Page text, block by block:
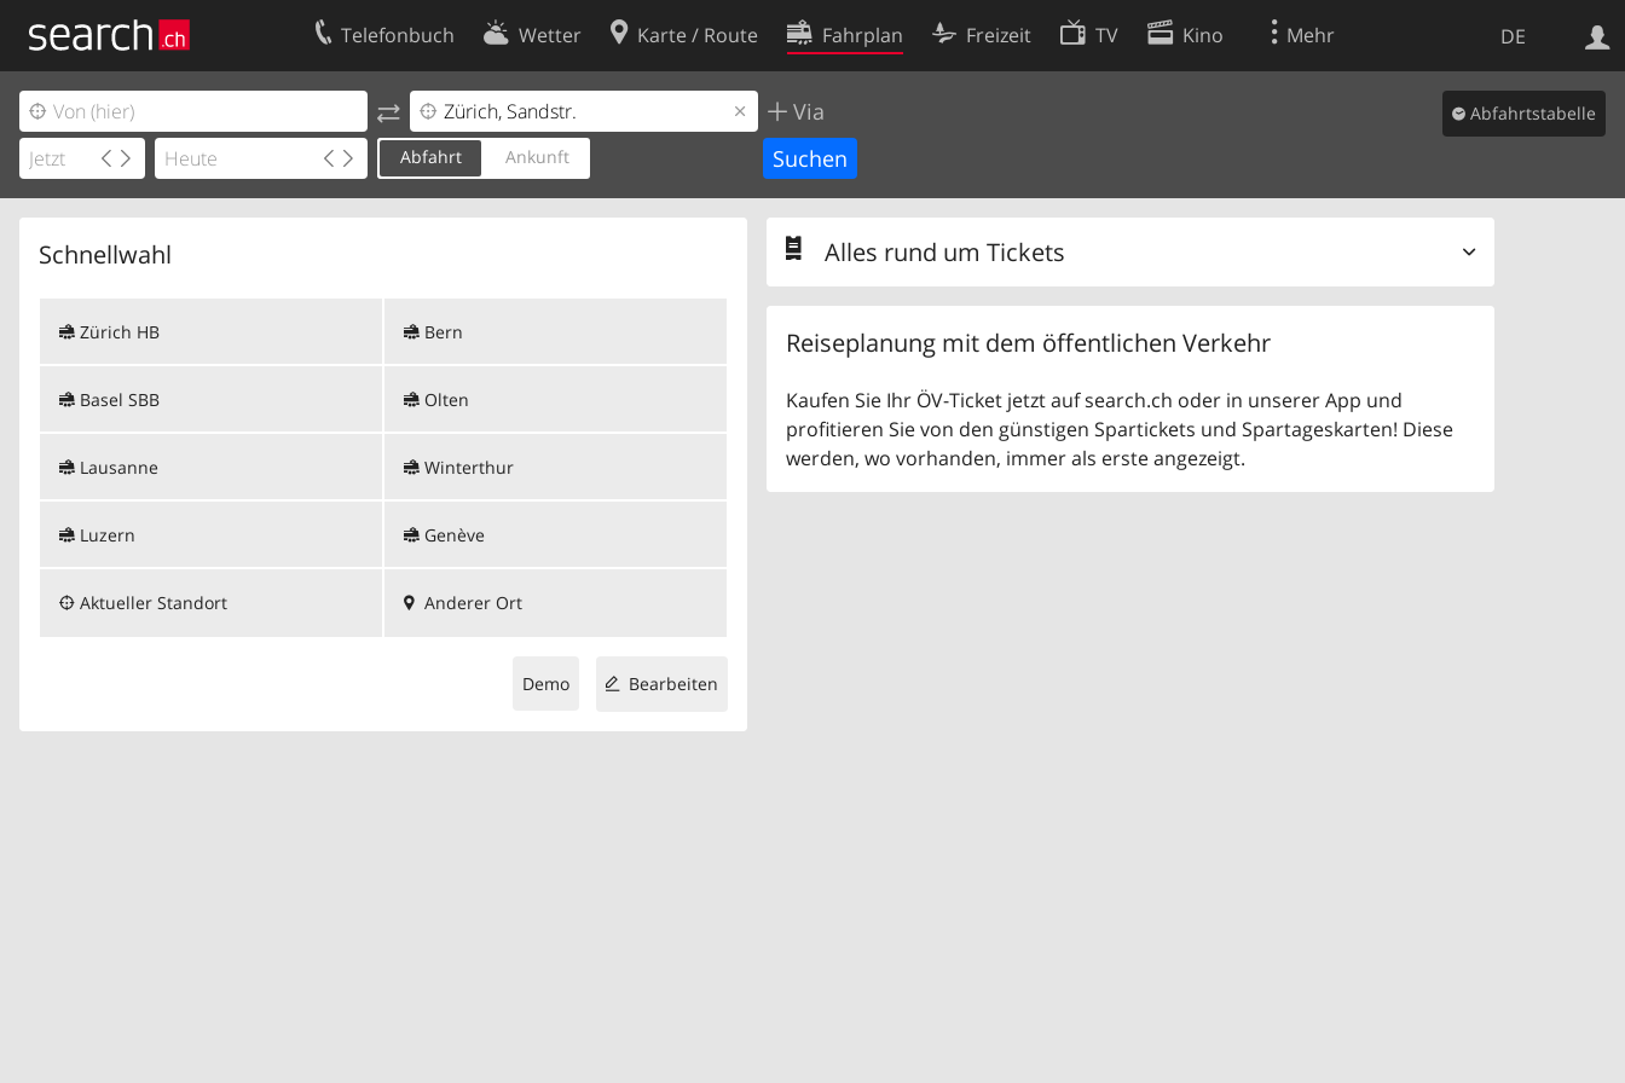
DE
Telefonbuch Wetter Karte / Route Fahrplan Freizeit TV Kino Mehr
Via
Abfahrt Ankunft
Abfahrtstabelle
Schnellwahl
Zürich HB
Basel SBB
Lausanne
Luzern
Bern
Olten
Winterthur
Genève
Aktueller Standort Anderer Ort
Bearbeiten
Demo
Alles rund um Tickets
Reiseplanung mit dem öffentlichen Verkehr
Kaufen Sie Ihr ÖV-Ticket jetzt auf search.ch oder in unserer App und
profitieren Sie von den günstigen Spartickets und Spartageskarten! Diese
werden, wo vorhanden, immer als erste angezeigt.
Ihr Eintrag
Kundencenter Geschäftskunden
Kontakt
Nutzungsbedingungen
Cookie-Einstellungen